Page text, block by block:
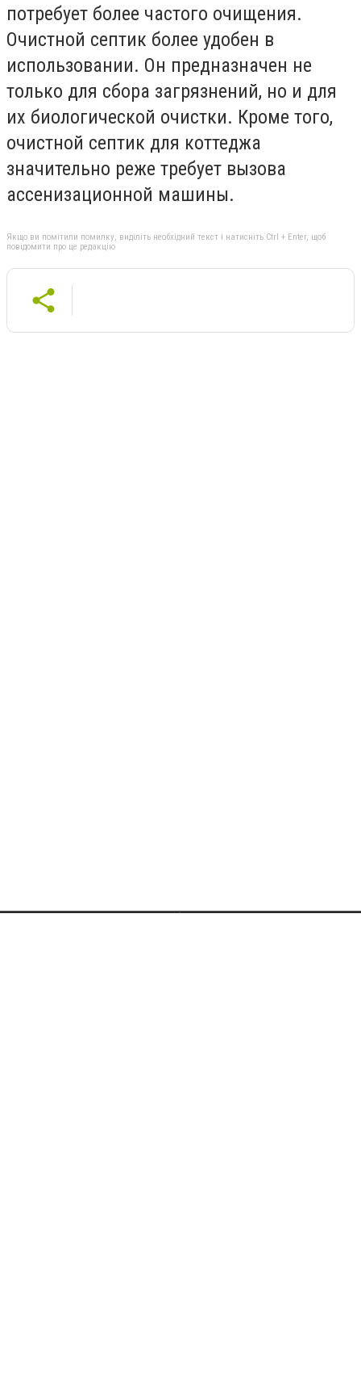
потребует более частого очищения.
Очистной септик более удобен в
использовании. Он предназначен не
только для сбора загрязнений, но и для
их биологической очистки. Кроме того,
очистной септик для коттеджа
значительно реже требует вызова
ассенизационной машины.
Якщо ви помітили помилку, виділіть необхідний текст і натисніть Ctrl + Enter, щоб
повідомити про це редакцію